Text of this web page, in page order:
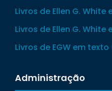
Livros de Ellen G. White
Livros de Ellen G. White
Livros de EGW em
Administração